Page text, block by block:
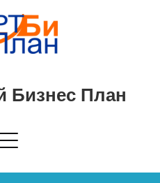
Бизнес План
Показать/
навигацию